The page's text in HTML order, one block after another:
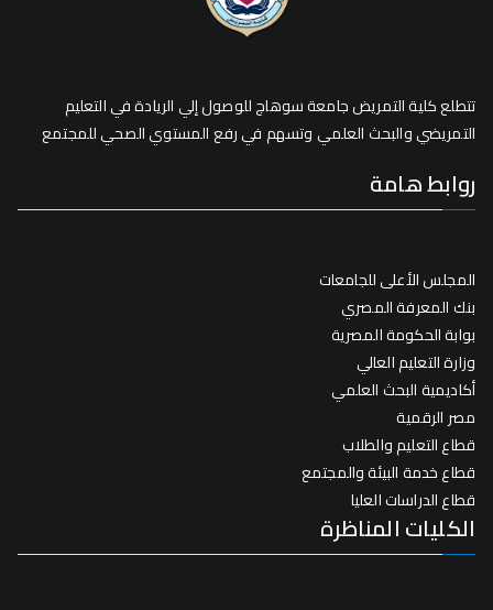
تتطلع كلية التمريض جامعة سوهاج للوصول إلي الريادة في التعليم
التمريضي والبحث العلمي وتسهم في رفع المستوي الصحي للمجتمع
روابط هامة
المجلس الأعلى للجامعات
بنك المعرفة المصري
بوابة الحكومة المصرية
وزارة التعليم العالي
أكاديمية البحث العلمي
مصر الرقمية
قطاع التعليم والطلاب
قطاع خدمة البيئة والمجتمع
قطاع الدراسات العليا
الكليات المناظرة